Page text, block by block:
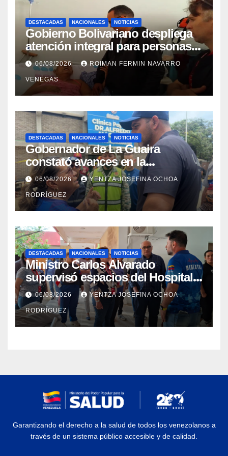
DESTACADAS NACIONALES NOTICIAS
Gobierno Bolivariano despliega
atención integral para personas
con discapacidad en
campamentos de La Guaira
06/08/2026 ROIMAN FERMIN NAVARRO
VENEGAS
DESTACADAS NACIONALES NOTICIAS
Gobernador de La Guaira
constató avances en la
rehabilitación del Hospitalito de
Catia la Mar
06/08/2026 YENTZA JOSEFINA OCHOA
RODRÍGUEZ
DESTACADAS NACIONALES NOTICIAS
Ministro Carlos Alvarado
supervisó espacios del Hospital
Dermatológico Dr. Martín Vegas
en La Guaira
06/08/2026 YENTZA JOSEFINA OCHOA
RODRÍGUEZ
Garantizando el derecho a la salud de todos los venezolanos a
través de un sistema público accesible y de calidad.